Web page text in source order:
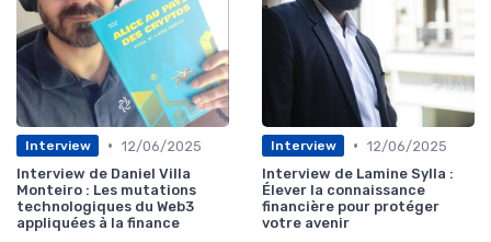
Interview • 12/06/2025
Interview de Daniel Villa
Monteiro : Les mutations
technologiques du Web3
appliquées à la finance
Interview • 12/06/2025
Interview de Lamine Sylla :
Élever la connaissance
financière pour protéger
votre avenir